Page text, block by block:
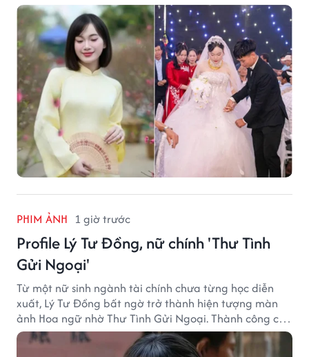
của vùng đất xứ Nghệ.
PHIM ẢNH 1 giờ trước
Profile Lý Tư Đồng, nữ chính 'Thư Tình
Gửi Ngoại'
Từ một nữ sinh ngành tài chính chưa từng học diễn
xuất, Lý Tư Đồng bất ngờ trở thành hiện tượng màn
ảnh Hoa ngữ nhờ Thư Tình Gửi Ngoại. Thành công của
bộ phim doanh thu hơn 8.100 tỷ đồng đã mở ra bước
ngoặt lớn trong cuộc đời cô gái sinh năm 2004.